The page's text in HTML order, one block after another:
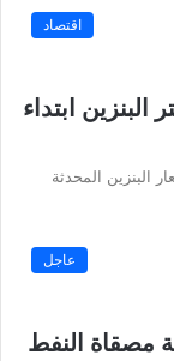
اقتصاد
ابتداء
المحدثة
عاجل
مصقاة النفط